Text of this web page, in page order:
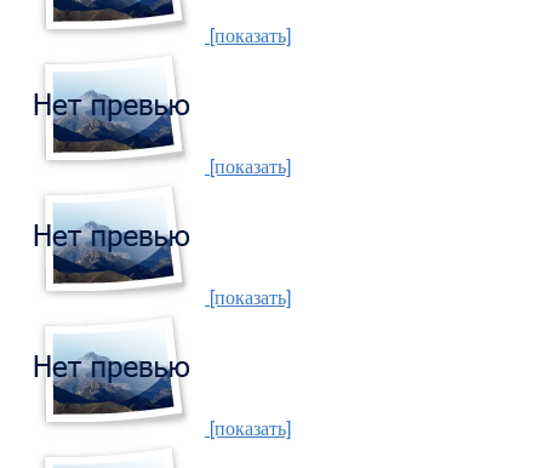
[показать]
[показать]
[показать]
[показать]